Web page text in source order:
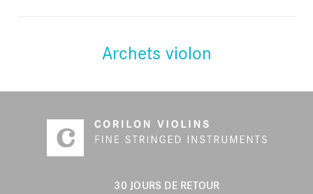
Archets violon
30 JOURS DE RETOUR